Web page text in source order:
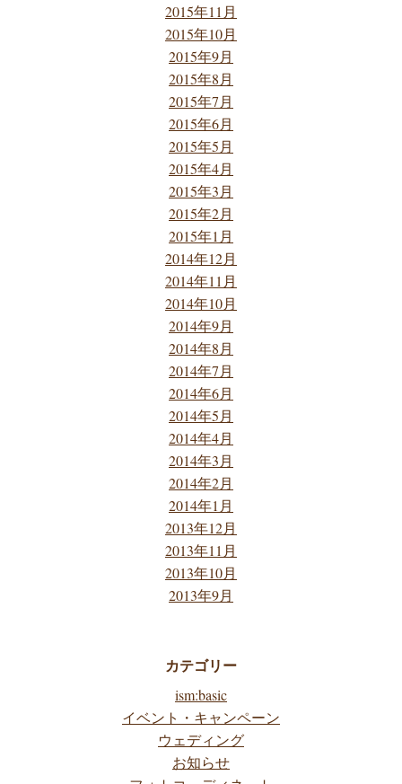
2015年11月
2015年10月
2015年9月
2015年8月
2015年7月
2015年6月
2015年5月
2015年4月
2015年3月
2015年2月
2015年1月
2014年12月
2014年11月
2014年10月
2014年9月
2014年8月
2014年7月
2014年6月
2014年5月
2014年4月
2014年3月
2014年2月
2014年1月
2013年12月
2013年11月
2013年10月
2013年9月
カテゴリー
ism:basic
イベント・キャンペーン
ウェディング
お知らせ